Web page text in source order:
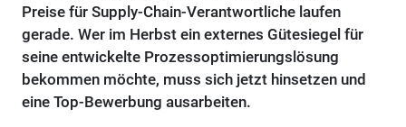
Preise für Supply-Chain-Verantwortliche laufen
gerade. Wer im Herbst ein externes Gütesiegel für
seine entwickelte Prozessoptimierungslösung
bekommen möchte, muss sich jetzt hinsetzen und
eine Top-Bewerbung ausarbeiten.